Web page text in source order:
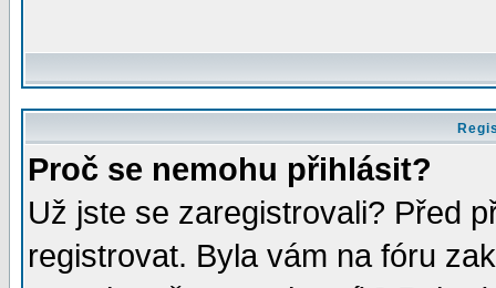
Proč se nemohu přihlásit?
Už jste se zaregistrovali? Před
registrovat. Byla vám na fóru